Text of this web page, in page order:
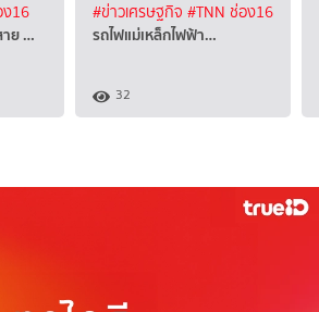
16
ย …
#ข่าวเศรษฐกิจ #TNN ช่อง16
รถไฟแม่เหล็กไฟฟ้า…
32